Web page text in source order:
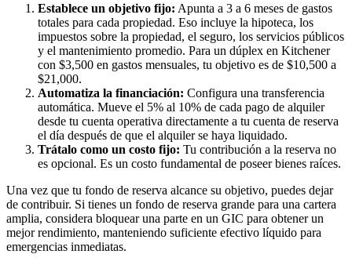
Establece un objetivo fijo: Apunta a 3 a 6 meses de gastos
totales para cada propiedad. Eso incluye la hipoteca, los
impuestos sobre la propiedad, el seguro, los servicios públicos
y el mantenimiento promedio. Para un dúplex en Kitchener
con $3,500 en gastos mensuales, tu objetivo es de $10,500 a
$21,000.
Automatiza la financiación: Configura una transferencia
automática. Mueve el 5% al 10% de cada pago de alquiler
desde tu cuenta operativa directamente a tu cuenta de reserva
el día después de que el alquiler se haya liquidado.
Trátalo como un costo fijo: Tu contribución a la reserva no
es opcional. Es un costo fundamental de poseer bienes raíces.
Una vez que tu fondo de reserva alcance su objetivo, puedes dejar
de contribuir. Si tienes un fondo de reserva grande para una cartera
amplia, considera bloquear una parte en un GIC para obtener un
mejor rendimiento, manteniendo suficiente efectivo líquido para
emergencias inmediatas.